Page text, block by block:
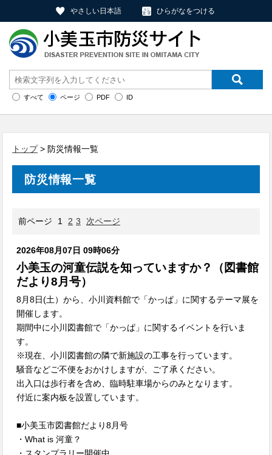
やさしい日本語 ひらがなをつける
すべて ページ PDF ID
トップ> 防災情報一覧
防災情報一覧
前ページ 1 2 3 次ページ
2026年08月07日 09時06分
小美玉の河童伝説を知っていますか？（図書館
だより8月号）
8月8日(土）から、小川資料館で「かっぱ」に関するテーマ展を
開催します。
期間中に小川図書館で「かっぱ」に関するイベントを行いま
す。
※現在、小川図書館の隣で新施設の工事を行っています。
騒音などご不便をおかけしますが、ご了承ください。
出入口は歩行者を含め、臨時駐車場からのみとなります。
付近に案内板を設置しています。
■小美玉市図書館だより8月号
・What is 河童？